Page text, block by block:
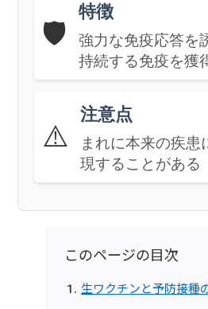
🛡️
特徴
強力な免疫応答を
持続する免疫を獲
⚠️
注意点
まれに本来の疾患
現することがある
このページの目次
生ワクチンと予防接種